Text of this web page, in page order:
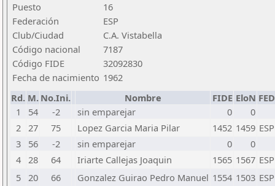
Puesto
16
Federación
ESP
Club/Ciudad
C.A. Vistabella
Código nacional
7187
Código FIDE
32092830
Fecha de nacimiento 1962
Rd. M. No.Ini. Nombre FIDE EloN FED
1
54 -2 sin emparejar 0
0
2 27 75 Lopez Garcia Maria Pilar 1452 1459 ESP
3
56 -2 sin emparejar 0
0
4 28 64 Iriarte Callejas Joaquin 1565 1567 ESP
5 20 66 Gonzalez Guirao Pedro Manuel 1554 1503 ESP